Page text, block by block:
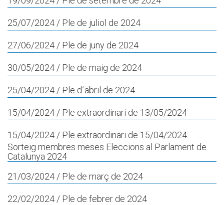
25/07/2024 / Ple de juliol de 2024
27/06/2024 / Ple de juny de 2024
30/05/2024 / Ple de maig de 2024
25/04/2024 / Ple d´abril de 2024
15/04/2024 / Ple extraordinari de 13/05/2024
15/04/2024 / Ple extraordinari de 15/04/2024
Sorteig membres meses Eleccions al Parlament de
Catalunya 2024
21/03/2024 / Ple de març de 2024
22/02/2024 / Ple de febrer de 2024